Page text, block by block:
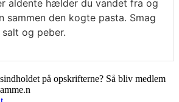
aldente hælder du vandet fra og
sammen den kogte pasta. Smag
og peber.
på opskrifterne? Så bliv medlem